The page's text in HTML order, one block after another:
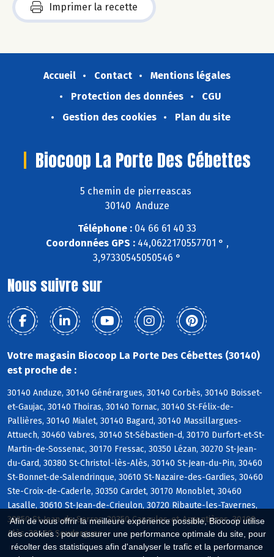
Afin de vous offrir la meilleure expérience possible, Biocoop utilise
des cookies : pour assurer une performance optimale du site, pour
récolter des statistiques afin d'analyser le trafic et la performance
Imprimer la recette
Accueil Contact
Mentions légales
Protection des données
CGU
Gestion des cookies
Plan du site
Biocoop La Porte Des Cébettes
5 chemin de pierreascas
30140 Anduze
Téléphone : 04 66 61 40 33
Coordonnées GPS :44,0622170557701 ° ,
3,97330545050546 °
Nous suivre sur
Votre magasin Biocoop La Porte Des Cébettes (30140)
est proche de :
30140 Anduze, 30140 Générargues, 30140 Corbès, 30140 Boisset-
et-Gaujac, 30140 Thoiras, 30140 Tornac, 30140 St-Félix-de-
Pallières, 30140 Mialet, 30140 Bagard, 30140 Massillargues-
Attuech, 30460 Vabres, 30140 St-Sébastien-d, 30170 Durfort-et-St-
Martin-de-Sossenac, 30170 Fressac, 30350 Lézan, 30270 St-Jean-
du-Gard, 30380 St-Christol-lès-Alès, 30140 St-Jean-du-Pin, 30460
St-Bonnet-de-Salendrinque, 30610 St-Nazaire-des-Gardies, 30460
Ste-Croix-de-Caderle, 30350 Cardet, 30170 Monoblet, 30460
Lasalle, 30610 St-Jean-de-Crieulon, 30720 Ribaute-les-Tavernes,
30350 St-Jean-de-Serres, 30350 Canaules-et-Argentières, 30100
Alès, 30460 Soudorgues